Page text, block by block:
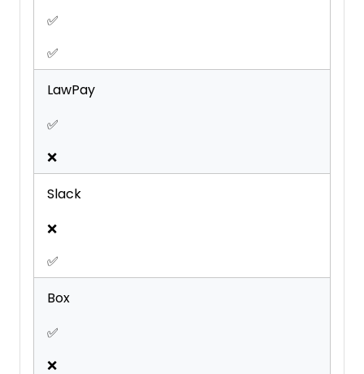
✅
✅
LawPay
✅
❌
Slack
❌
✅
Box
✅
❌